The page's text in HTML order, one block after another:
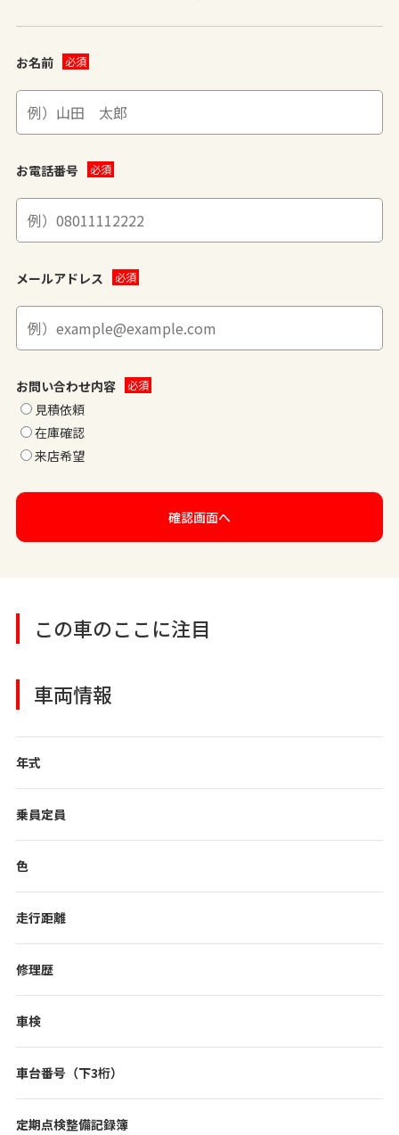
お名前
お電話番号
メールアドレス
お問い合わせ内容
見積依頼
在庫確認
来店希望
この車のここに注目
車両情報
年式
乗員定員
色
走行距離
修理歴
車検
車台番号（下3桁）
定期点検整備記録簿